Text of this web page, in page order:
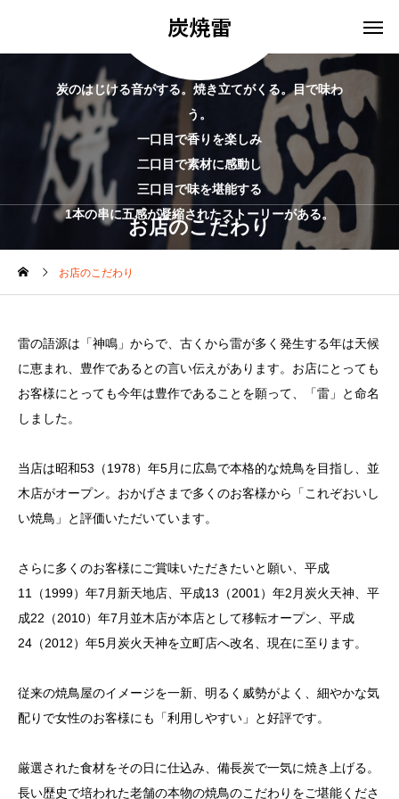
炭焼雷
炭のはじける音がする。焼き立てがくる。目で味わ
う。
一口目で香りを楽しみ
二口目で素材に感動し
三口目で味を堪能する
1本の串に五感が凝縮されたストーリーがある。
お店のこだわり
お店のこだわり
雷の語源は「神鳴」からで、古くから雷が多く発生する年は天候
に恵まれ、豊作であるとの言い伝えがあります。お店にとっても
お客様にとっても今年は豊作であることを願って、「雷」と命名
しました。
当店は昭和53（1978）年5月に広島で本格的な焼鳥を目指し、並
木店がオープン。おかげさまで多くのお客様から「これぞおいし
い焼鳥」と評価いただいています。
さらに多くのお客様にご賞味いただきたいと願い、平成
11（1999）年7月新天地店、平成13（2001）年2月炭火天神、平
成22（2010）年7月並木店が本店として移転オープン、平成
24（2012）年5月炭火天神を立町店へ改名、現在に至ります。
従来の焼鳥屋のイメージを一新、明るく威勢がよく、細やかな気
配りで女性のお客様にも「利用しやすい」と好評です。
厳選された食材をその日に仕込み、備長炭で一気に焼き上げる。
長い歴史で培われた老舗の本物の焼鳥のこだわりをご堪能くださ